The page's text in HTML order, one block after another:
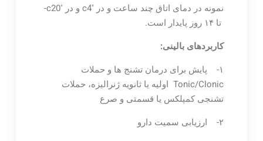
نمونه در دمای اتاق چند ساعت و در ◦c4 و در ◦
c20-
تا ۱۴ روز پایدار است.
کاربردهای بالینی:
۱- پایش برای درمان تشنج ها و حملات
Tonic/Clonic اولیه یا ثانویه ژنرالیزه، حملات
تشنجی کمپلکس یا قسمتی و صرع
۲- ارزیابی سمیت دارو